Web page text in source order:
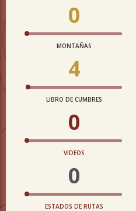
0
MONTAÑAS
4
LIBRO DE CUMBRES
0
VIDEOS
0
ESTADOS DE RUTAS